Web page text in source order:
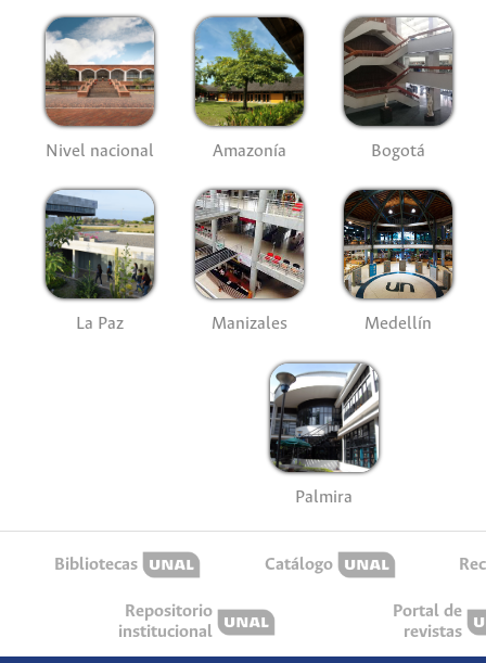
Nivel nacional Amazonía Bogotá
La Paz Manizales Medellín
Palmira
Bibliotecas Catálogo
Repositorio
institucional
Portal de
revistas